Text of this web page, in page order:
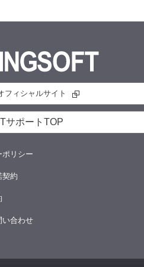
フィシャルサイト
サポートTOP
ポリシー
契約
い合わせ